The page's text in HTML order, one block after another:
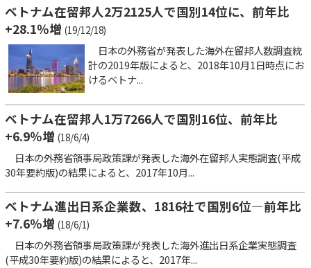
ベトナム在留邦人2万2125人で国別14位に、前年比
+28.1％増 (19/12/18)
日本の外務省が発表した海外在留邦人数調査統
計の2019年版によると、2018年10月1日時点にお
けるベトナ...
ベトナム在留邦人1万7266人で国別16位、前年比
+6.9％増 (18/6/4)
日本の外務省領事局政策課が発表した海外在留邦人実態調査(平成
30年要約版)の結果によると、2017年10月...
ベトナム進出日系企業数、1816社で国別6位―前年比
+7.6％増 (18/6/1)
日本の外務省領事局政策課が発表した海外進出日系企業実態調査
(平成30年要約版)の結果によると、2017年...